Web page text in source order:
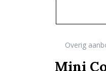
c
Overig
Mini